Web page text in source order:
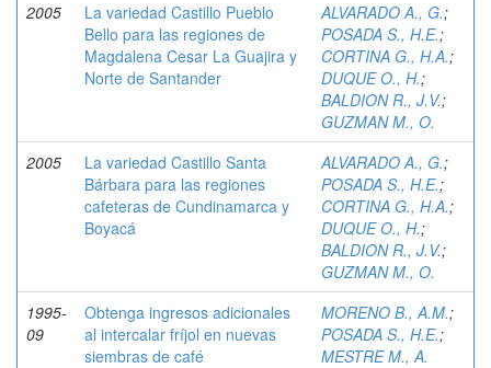
2005
La variedad Castillo Pueblo
Bello para las regiones de
Magdalena Cesar La Guajira y
Norte de Santander
ALVARADO A., G.;
POSADA S., H.E.;
CORTINA G., H.A.;
DUQUE O., H.;
BALDION R., J.V.;
GUZMAN M., O.
2005
La variedad Castillo Santa
Bárbara para las regiones
cafeteras de Cundinamarca y
Boyacá
ALVARADO A., G.;
POSADA S., H.E.;
CORTINA G., H.A.;
DUQUE O., H.;
BALDION R., J.V.;
GUZMAN M., O.
1995-
09
Obtenga ingresos adicionales
al intercalar fríjol en nuevas
siembras de café
MORENO B., A.M.;
POSADA S., H.E.;
MESTRE M., A.